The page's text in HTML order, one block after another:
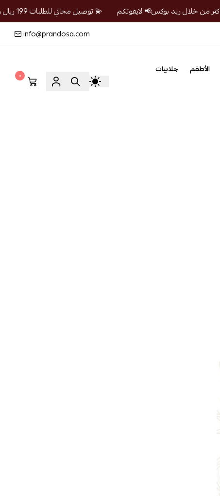
💫 توصيل مجاني للطلبات 199 ريال واكثر من خلال ريد بوكس📢 لايفوتكم
info@prandosa.com
الأطقم
جلابيات
٠